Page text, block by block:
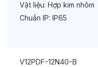
Vật liệu: Hợp kim nhôm
Chuẩn IP: IP65
V12PDF-12N40-B